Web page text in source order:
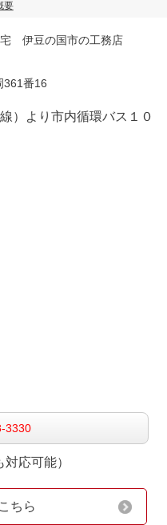
要
宅 伊豆の国市の工務店
番16
）より市内循環バス１０
3330
応可能）
ちら